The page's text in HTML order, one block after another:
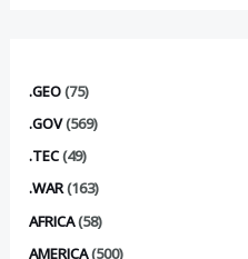
.GEO(75)
.GOV(569)
.TEC(49)
.WAR(163)
AFRICA(58)
AMERICA(500)